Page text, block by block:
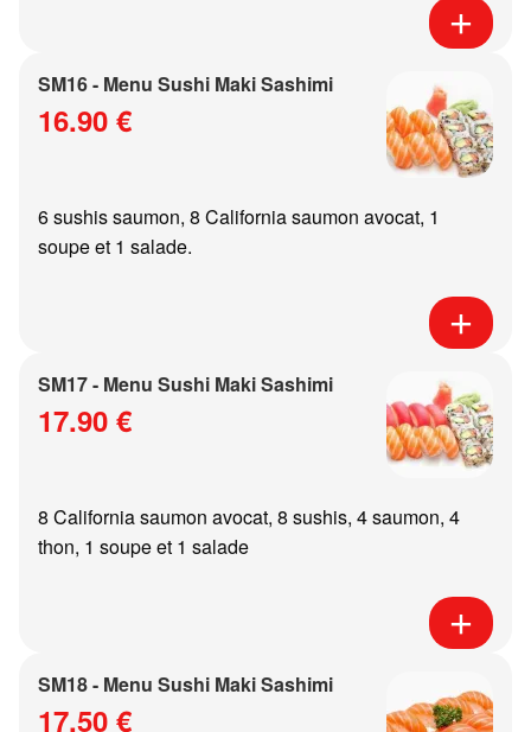
SM16 - Menu Sushi Maki Sashimi
16.90 €
6 sushis saumon, 8 California saumon avocat, 1
soupe et 1 salade.
SM17 - Menu Sushi Maki Sashimi
17.90 €
8 California saumon avocat, 8 sushis, 4 saumon, 4
thon, 1 soupe et 1 salade
SM18 - Menu Sushi Maki Sashimi
17.50 €